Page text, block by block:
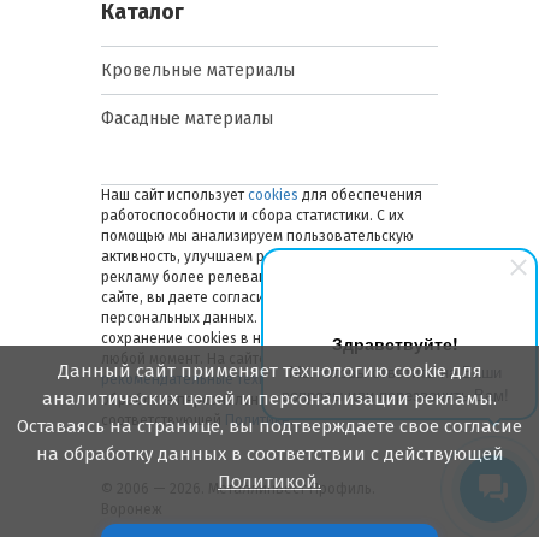
Здравствуйте!
Мы готовы ответить на Ваши
вопросы или перезвонить Вам!
Каталог
Кровельные материалы
Фасадные материалы
Наш сайт использует cookies для обеспечения
работоспособности и сбора статистики. С их
помощью мы анализируем пользовательскую
активность, улучшаем работу сайта и делаем
рекламу более релевантной. Оставаясь на
сайте, вы даете согласие на обработку ваших
персональных данных. Вы можете отключить
сохранение cookies в настройках браузера в
любой момент. На сайте также применяются
рекомендательные технологии. Подробнее об
обработке персональных данных — в
соответствующей
Политике.
© 2006 — 2026. Металлинвест Профиль.
Данный сайт применяет технологию cookie для
аналитических целей и персонализации рекламы.
Оставаясь на странице, вы подтверждаете свое согласие
на обработку данных в соответствии с действующей
Политикой.